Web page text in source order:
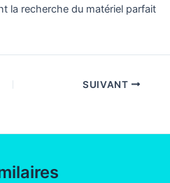
la recherche du matériel parfait
SUIVANT